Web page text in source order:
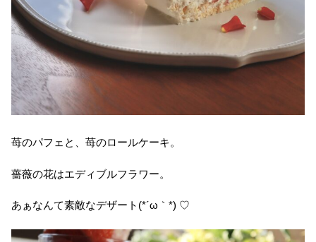
苺のパフェと、苺のロールケーキ。
薔薇の花はエディブルフラワー。
あぁなんて素敵なデザート(*´ω｀*) ♡